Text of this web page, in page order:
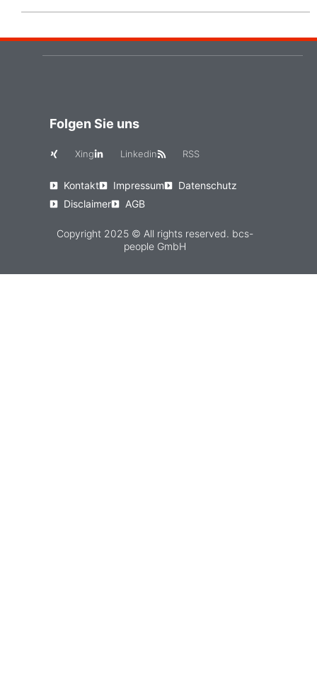
Folgen Sie uns
Xing Linkedin RSS
Kontakt Impressum
Datenschutz
Disclaimer
AGB
Copyright 2025 © All rights reserved. bcs-
people GmbH